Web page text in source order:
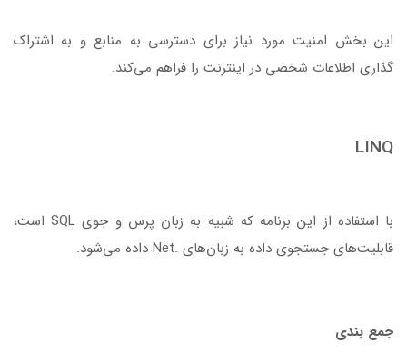
این بخش امنیت مورد نیاز برای دسترسی به منابع و به اشتراک
گذاری اطلاعات شخصی در اینترنت را فراهم می‌کند.
LINQ
با استفاده از این برنامه که شبیه به زبان پرس و جوی SQL است،
قابلیت‌های جستجوی داده به زبان‌های .Net داده می‌شود.
جمع بندی